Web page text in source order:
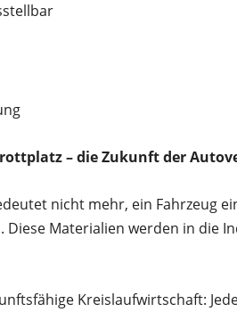
– die Zukunft der
nicht mehr, ein Fahrzeug
Diese Materialien werden in die
Kreislaufwirtschaft: